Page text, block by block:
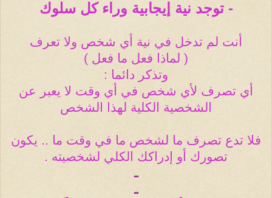
- توجد نية إيجابية وراء كل سلوك
أنت لم تدخل في نية أي شخص ولا تعرف
( لماذا فعل ما فعل )
وتذكر دائما :
أي تصرف لأي شخص في أي وقت لا يعبر عن
الشخصية الكلية لهذا الشخص
فلا تدع تصرف ما لشخص ما في وقت ما .. يكون
تصورك أو إدراكك الكلي لشخصيته .
ـ
ـ